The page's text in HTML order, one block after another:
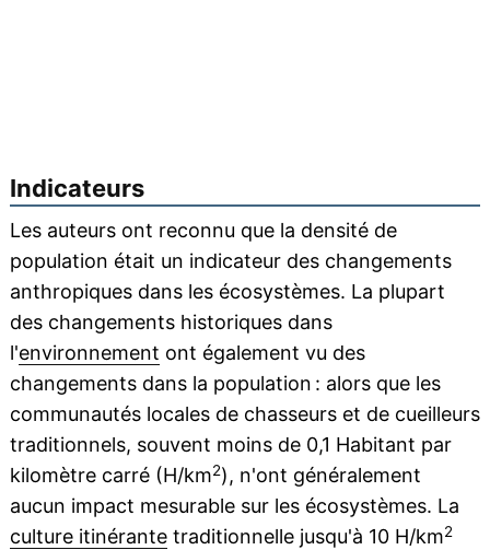
Indicateurs
Les auteurs ont reconnu que la densité de
population était un indicateur des changements
anthropiques dans les écosystèmes. La plupart
des changements historiques dans
l'environnement ont également vu des
changements dans la population : alors que les
communautés locales de chasseurs et de cueilleurs
traditionnels, souvent moins de 0,1 Habitant par
kilomètre carré (H/km2), n'ont généralement
aucun impact mesurable sur les écosystèmes. La
culture itinérantetraditionnelle jusqu'à 10 H/km2